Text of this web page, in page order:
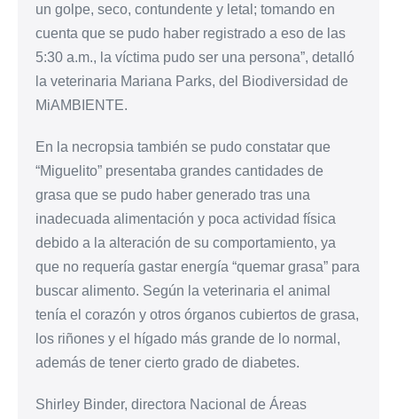
un golpe, seco, contundente y letal; tomando en
cuenta que se pudo haber registrado a eso de las
5:30 a.m., la víctima pudo ser una persona”, detalló
la veterinaria Mariana Parks, del Biodiversidad de
MiAMBIENTE.
En la necropsia también se pudo constatar que
“Miguelito” presentaba grandes cantidades de
grasa que se pudo haber generado tras una
inadecuada alimentación y poca actividad física
debido a la alteración de su comportamiento, ya
que no requería gastar energía “quemar grasa” para
buscar alimento. Según la veterinaria el animal
tenía el corazón y otros órganos cubiertos de grasa,
los riñones y el hígado más grande de lo normal,
además de tener cierto grado de diabetes.
Shirley Binder, directora Nacional de Áreas